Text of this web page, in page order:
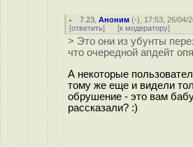
7.23 ,Аноним (-), 17:53, 26/04/
[ответить] [к модератору]
> Это они из убунты
что очередной апдейт
А некоторые
тому же еще и видели
обрушение - это вам
рассказали? :)